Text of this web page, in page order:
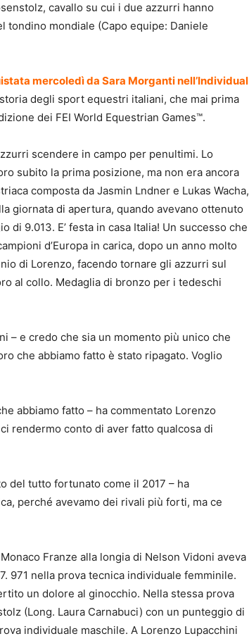
cavallo su cui i due azzurri hanno
tondino mondiale (Capo equipe: Daniele
mercoledì da Sara Morganti nell’Individual
degli sport equestri italiani, che mai prima
dei FEI World Equestrian Games™.
scendere in campo per penultimi. Lo
subito la prima posizione, ma non era ancora
composta da Jasmin Lndner e Lukas Wacha,
giornata di apertura, quando avevano ottenuto
9.013. E’ festa in casa Italia! Un successo che
d’Europa in carica, dopo un anno molto
di Lorenzo, facendo tornare gli azzurri sul
al collo. Medaglia di bronzo per i tedeschi
– e credo che sia un momento più unico che
che abbiamo fatto è stato ripagato. Voglio
abbiamo fatto – ha commentato Lorenzo
rendermo conto di aver fatto qualcosa di
del tutto fortunato come il 2017 – ha
perché avevamo dei rivali più forti, ma ce
Franze alla longia di Nelson Vidoni aveva
971 nella prova tecnica individuale femminile.
un dolore al ginocchio. Nella stessa prova
(Long. Laura Carnabuci) con un punteggio di
individuale maschile. A Lorenzo Lupacchini